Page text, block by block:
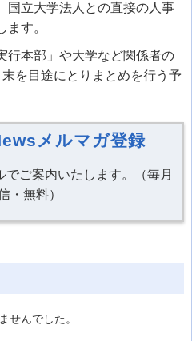
国立大学法人との直接の人事
す。
行本部」や大学など関係者の
を目途にとりまとめを行う予
メルマガ登録
ご案内いたします。（毎月
・無料）
せんでした。